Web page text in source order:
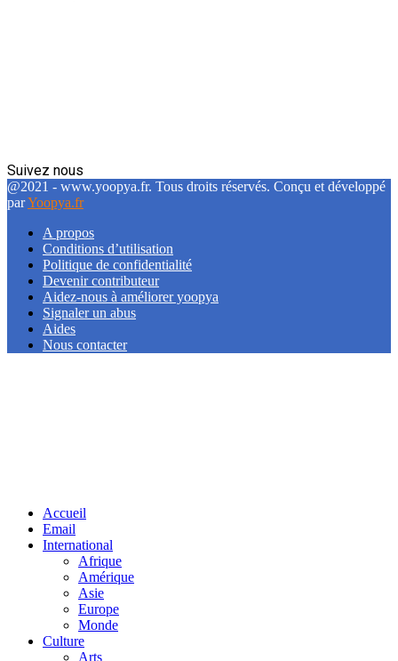
Suivez nous
Facebook
Twitter
Linkedin
@2021 - www.yoopya.fr. Tous droits réservés. Conçu et développé
parYoopya.fr
A propos
Conditions d’utilisation
Politique de confidentialité
Devenir contributeur
Aidez-nous à améliorer yoopya
Signaler un abus
Aides
Nous contacter
Accueil
Email
International
Afrique
Amérique
Asie
Europe
Monde
Culture
Arts